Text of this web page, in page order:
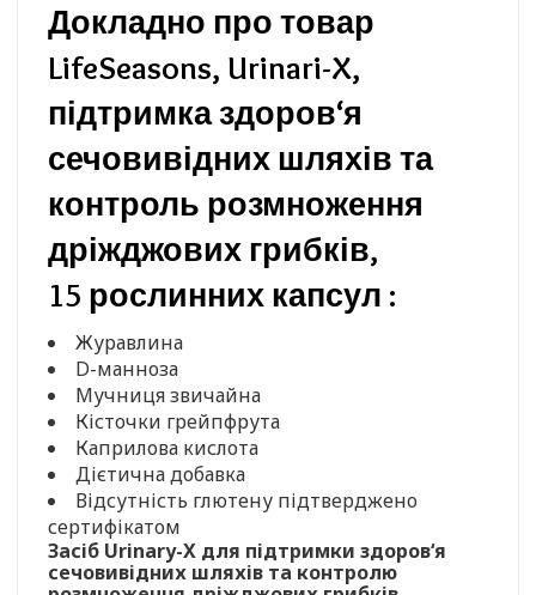
Докладно про товар
LifeSeasons, Urinari-X,
підтримка здоров‘я
сечовивідних шляхів та
контроль розмноження
дріжджових грибків,
15 рослинних капсул :
Журавлина
D-манноза
Мучниця звичайна
Кісточки грейпфрута
Каприлова кислота
Дієтична добавка
Відсутність глютену підтверджено
сертифікатом
Засіб Urinary-X для підтримки здоров‘я
сечовивідних шляхів та контролю